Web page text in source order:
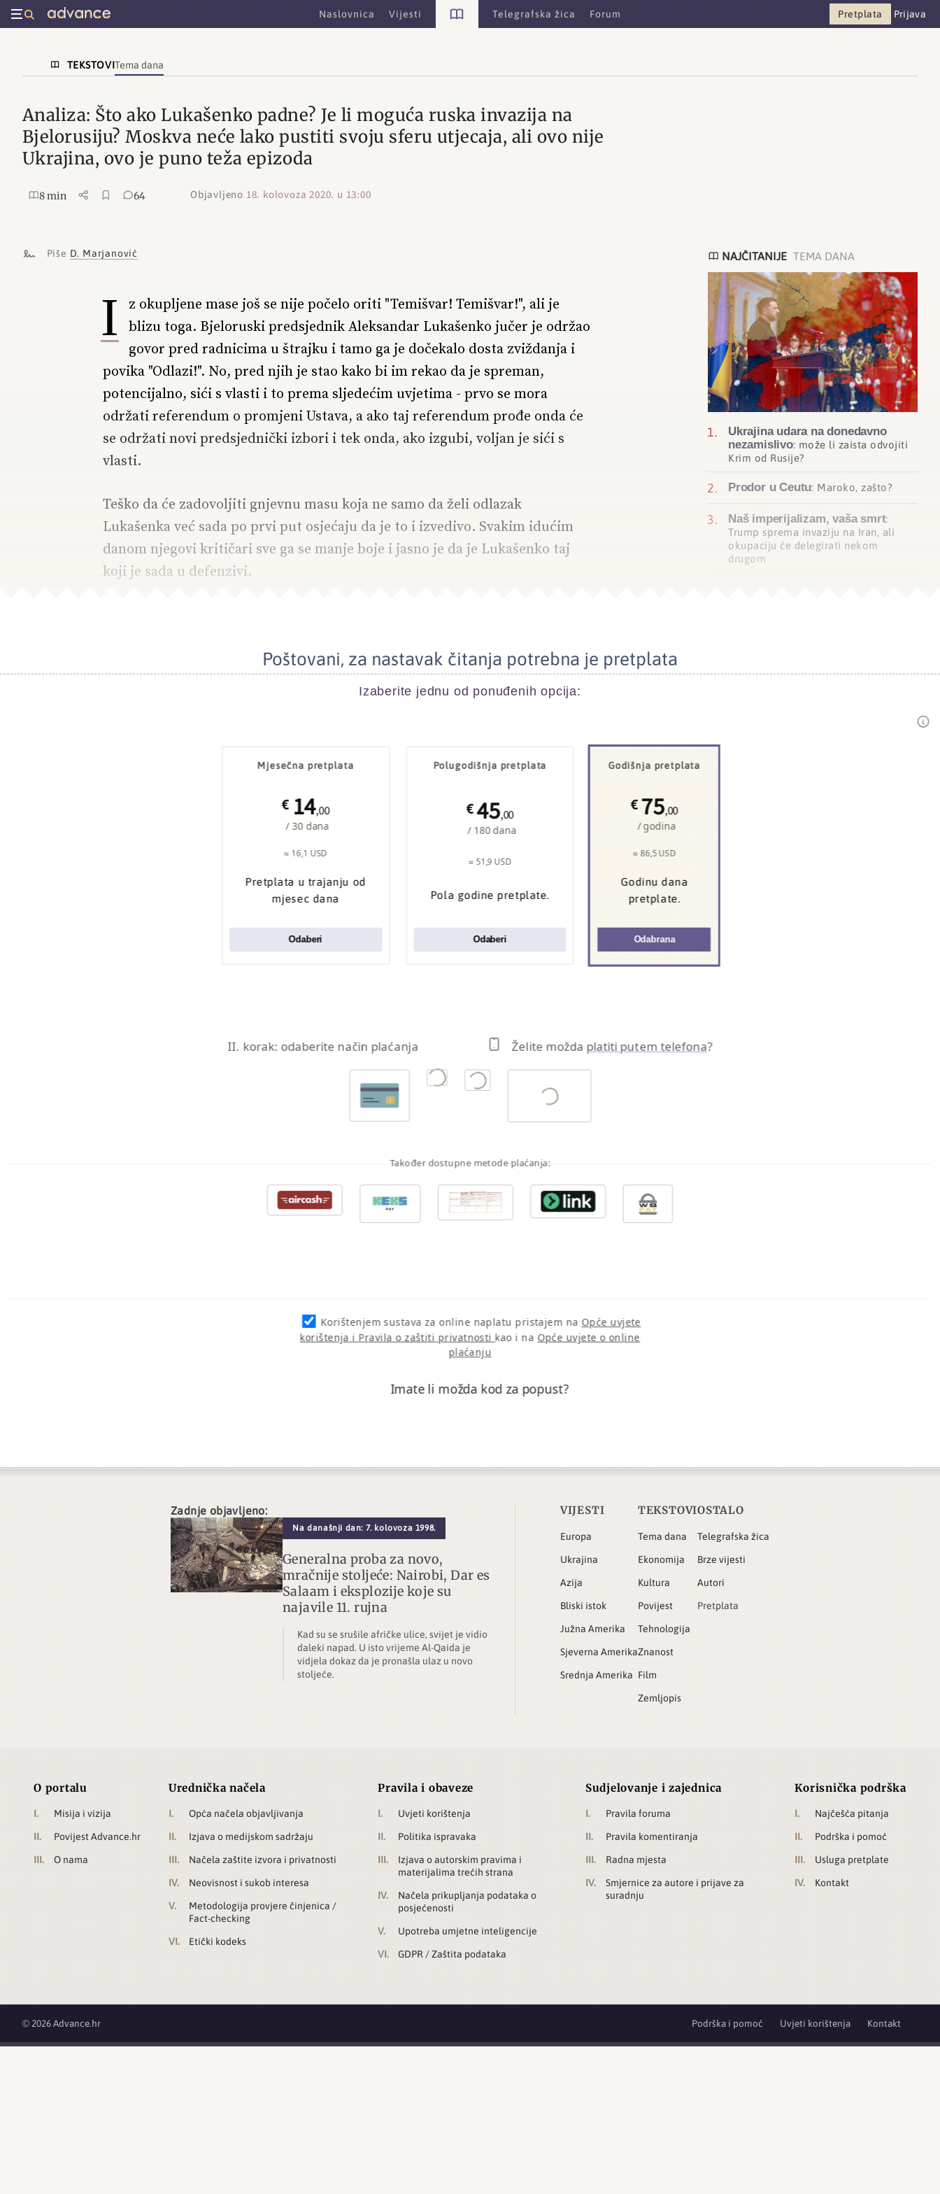
Naslovnica Vijesti TekstoviTelegrafska žica Forum Pretplata Prijava
TEKSTOVITema dana
Analiza: Što ako Lukašenko padne? Je li moguća ruska invazija na
Bjelorusiju? Moskva neće lako pustiti svoju sferu utjecaja, ali ovo nije
Ukrajina, ovo je puno teža epizoda
8 min 64 Objavljeno 18. kolovoza 2020. u 13:00
Piše D. Marjanović
I
z okupljene mase još se nije počelo oriti "Temišvar! Temišvar!", ali je
blizu toga. Bjeloruski predsjednik Aleksandar Lukašenko jučer je održao
govor pred radnicima u štrajku i tamo ga je dočekalo dosta zviždanja i
povika "Odlazi!". No, pred njih je stao kako bi im rekao da je spreman,
potencijalno, sići s vlasti i to prema sljedećim uvjetima - prvo se mora
održati referendum o promjeni Ustava, a ako taj referendum prođe onda će
se održati novi predsjednički izbori i tek onda, ako izgubi, voljan je sići s
vlasti.
Teško da će zadovoljiti gnjevnu masu koja ne samo da želi odlazak
Lukašenka već sada po prvi put osjećaju da je to i izvedivo. Svakim idućim
danom njegovi kritičari sve ga se manje boje i jasno je da je Lukašenko taj
koji je sada u defenzivi.
Poštovani, za nastavak čitanja potrebna je pretplata
Izaberite jednu od ponuđenih opcija:
Mjesečna pretplata
€ 14,00
/ 30 dana
≈ 16,1 USD
Pretplata u trajanju od
mjesec dana
Odaberi
Polugodišnja pretplata
€45,00
/ 180 dana
≈ 51,9 USD
Pola godine pretplate.
Odaberi
Godišnja pretplata
€75,00
/ godina
≈ 86,5 USD
Godinu dana
pretplate.
Odabrana
II. korak: odaberite način plaćanja Želite možda platiti putem telefona?
Također dostupne metode plaćanja:
Korištenjem sustava za online naplatu pristajem na Opće uvjete
korištenja i Pravila o zaštiti privatnosti kao i na Opće uvjete o online
plaćanju
Imate li možda kod za popust?
NAJČITANIJE TEMA DANA
Ukrajina udara na donedavno
nezamislivo: može li zaista odvojiti
Krim od Rusije?
Prodor u Ceutu: Maroko, zašto?
Naš imperijalizam, vaša smrt:
Trump sprema invaziju na Iran, ali
okupaciju će delegirati nekom
drugom
Zadnje objavljeno:
Na današnji dan: 7. kolovoza 1998.
Generalna proba za novo,
mračnije stoljeće: Nairobi, Dar es
Salaam i eksplozije koje su
najavile 11. rujna
Kad su se srušile afričke ulice, svijet je vidio
daleki napad. U isto vrijeme Al-Qaida je
vidjela dokaz da je pronašla ulaz u novo
stoljeće.
VIJESTI
Europa
Ukrajina
Azija
Bliski istok
Južna Amerika
Sjeverna Amerika
Srednja Amerika
TEKSTOVI
Tema dana
Ekonomija
Kultura
Povijest
Tehnologija
Znanost
Film
Zemljopis
OSTALO
Telegrafska žica
Brze vijesti
Autori
Pretplata
O portalu
Misija i vizija
Povijest Advance.hr
O nama
Urednička načela
Opća načela objavljivanja
Izjava o medijskom sadržaju
Načela zaštite izvora i privatnosti
Neovisnost i sukob interesa
Metodologija provjere činjenica /
Fact-checking
Etički kodeks
Pravila i obaveze
Uvjeti korištenja
Politika ispravaka
Izjava o autorskim pravima i
materijalima trećih strana
Načela prikupljanja podataka o
posjećenosti
Upotreba umjetne inteligencije
GDPR / Zaštita podataka
Sudjelovanje i zajednica
Pravila foruma
Pravila komentiranja
Radna mjesta
Smjernice za autore i prijave za
suradnju
Korisnička podrška
Najčešća pitanja
Podrška i pomoć
Usluga pretplate
Kontakt
© 2026 Advance.hr Podrška i pomoć Uvjeti korištenja Kontakt